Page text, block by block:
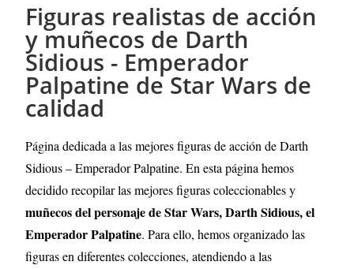
Figuras realistas de acción
y muñecos de Darth
Sidious - Emperador
Palpatine de Star Wars de
calidad
Página dedicada a las mejores figuras de acción de Darth
Sidious – Emperador Palpatine. En esta página hemos
decidido recopilar las mejores figuras coleccionables y
muñecos del personaje de Star Wars, Darth Sidious, el
Emperador Palpatine. Para ello, hemos organizado las
figuras en diferentes colecciones, atendiendo a las